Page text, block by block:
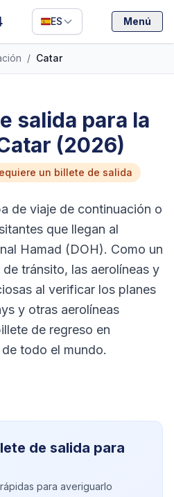
ES
Filipino
Deutsch
Español
Menú
/ Catar
salida para la
(2026)
un billete de salida
de viaje de continuación o
que llegan al
Hamad (DOH). Como un
tránsito, las aerolíneas y
al verificar los planes
y otras aerolíneas
de regreso en
todo el mundo.
de salida para
para averiguarlo